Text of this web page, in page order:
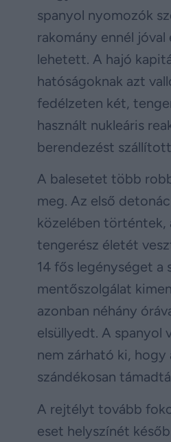
spanyol nyomozók
rakomány ennél
lehetett. A hajó
hatóságoknak azt
fedélzeten két,
használt nukleáris
berendezést
A balesetet több
meg. Az első
közelében történtek,
tengerész életét
14 fős legénységet a
mentőszolgálat
azonban néhány
elsüllyedt. A spanyol
nem zárható ki, hogy
szándékosan
A rejtélyt tovább
eset helyszínét